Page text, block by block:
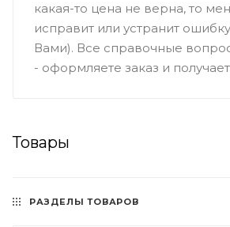
какая-то цена не верна, то
исправит или устранит
Вами). Все справочные
- оформляете заказ и
Товары
РАЗДЕЛЫ ТОВАРОВ